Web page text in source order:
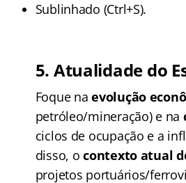
Sublinhado (Ctrl+S).
5. Atualidade do
Foque naevolução
petróleo/mineração) e na
ciclos de ocupação e a
disso, ocontexto atual
projetos portuários/